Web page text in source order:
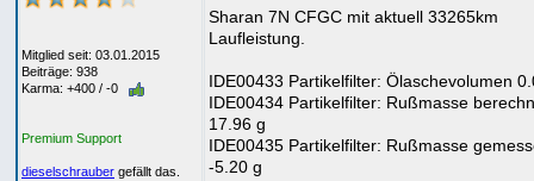
Mitglied seit: 03.01.2015
Beiträge: 938
Karma: +400 / -0
Premium Support
dieselschrauber gefällt das.
Sharan 7N CFGC mit aktuell 33265km
Laufleistung.
IDE00433 Partikelfilter: Ölaschevolumen
IDE00434 Partikelfilter: Rußmasse
17.96 g
IDE00435 Partikelfilter: Rußmasse
-5.20 g